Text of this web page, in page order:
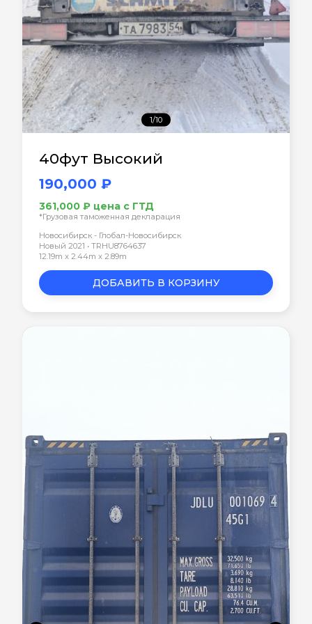
1/10
40фут Высокий
190,000 ₽
361,000 ₽ цена с ГТД
*Грузовая таможенная декларация
Новосибирск - Глобал-Новосибирск
Новый 2021 • TRHU8764637
12.19m x 2.44m x 2.89m
ДОБАВИТЬ В КОРЗИНУ